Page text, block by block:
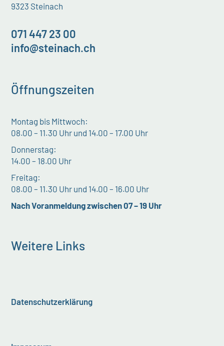
9323 Steinach
071 447 23 00
info@steinach.ch
Öffnungszeiten
Montag bis Mittwoch:
08.00 – 11.30 Uhr und 14.00 – 17.00 Uhr
Donnerstag:
14.00 – 18.00 Uhr
Freitag:
08.00 – 11.30 Uhr und 14.00 – 16.00 Uhr
Nach Voranmeldung zwischen 07 – 19 Uhr
Weitere Links
Datenschutzerklärung